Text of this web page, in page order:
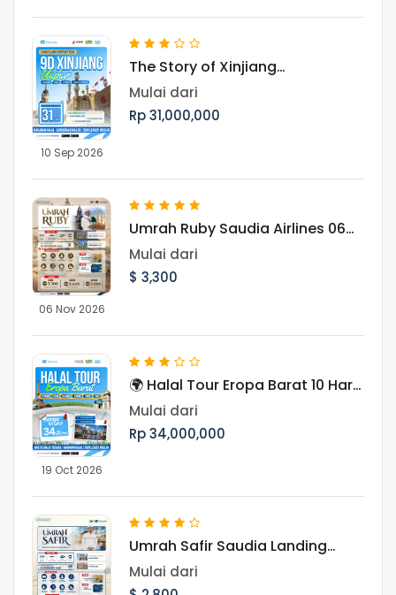
10 Sep 2026
The Story of Xinjiang
UighurMenjelajah Pesona Jalur
Sutra, Pegunungan Tianshan,
dan Budaya Muslim Uighur
Mulai dari
Rp 31,000,000
06 Nov 2026
Umrah Ruby Saudia Airlines 06
November 2026
Mulai dari
$ 3,300
19 Oct 2026
🌍 Halal Tour Eropa Barat 10 Hari
Menjelajahi 7 Negara, Ikon Dunia,
dan Pesona Musim Gugur Eropa
Mulai dari
Rp 34,000,000
Umrah Safir Saudia Landing
Jeddah 21 Desember 2026
Mulai dari